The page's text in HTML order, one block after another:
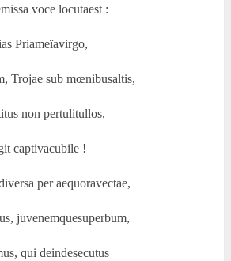
voce locutaest :
Priameïavirgo,
Trojae sub mœnibusaltis,
non pertulitullos,
captivacubile !
per aequoravectae,
juvenemquesuperbum,
qui deindesecutus